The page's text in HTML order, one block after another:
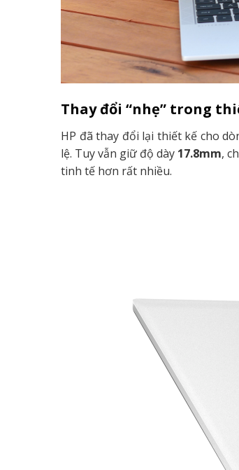
Thay đổi “nhẹ” trong
HP đã thay đổi lại thiết kế cho
lệ. Tuy vẫn giữ độ dày 17.8mm,
tinh tế hơn rất nhiều.